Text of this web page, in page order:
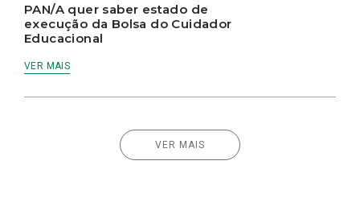
PAN/A quer saber estado de
execução da Bolsa do Cuidador
Educacional
VER MAIS
VER MAIS